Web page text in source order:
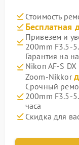
Стоимость
Бесплатная
Привезем и
200mm F3.5-
Гарантия на
Nikon AF-S
Zoom-Nikkor
Срочный
200mm F3.5-
часа
Скидка для